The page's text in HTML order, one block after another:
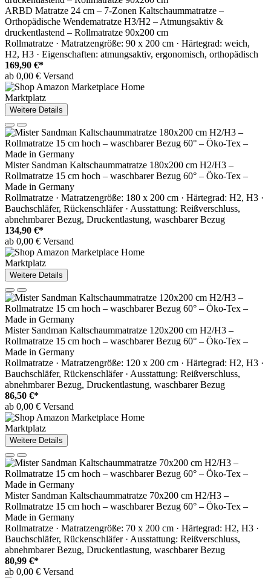
ARBD Matratze 24 cm – 7-Zonen Kaltschaummatratze –
Orthopädische Wendematratze H3/H2 – Atmungsaktiv &
druckentlastend – Rollmatratze 90x200 cm
Rollmatratze · Matratzengröße: 90 x 200 cm · Härtegrad: weich,
H2, H3 · Eigenschaften: atmungsaktiv, ergonomisch, orthopädisch
169,90 €*
ab 0,00 € Versand
Marktplatz
Weitere Details
Mister Sandman Kaltschaummatratze 180x200 cm H2/H3 –
Rollmatratze 15 cm hoch – waschbarer Bezug 60° – Öko-Tex –
Made in Germany
Rollmatratze · Matratzengröße: 180 x 200 cm · Härtegrad: H2, H3 ·
Bauchschläfer, Rückenschläfer · Ausstattung: Reißverschluss,
abnehmbarer Bezug, Druckentlastung, waschbarer Bezug
134,90 €*
ab 0,00 € Versand
Marktplatz
Weitere Details
Mister Sandman Kaltschaummatratze 120x200 cm H2/H3 –
Rollmatratze 15 cm hoch – waschbarer Bezug 60° – Öko-Tex –
Made in Germany
Rollmatratze · Matratzengröße: 120 x 200 cm · Härtegrad: H2, H3 ·
Bauchschläfer, Rückenschläfer · Ausstattung: Reißverschluss,
abnehmbarer Bezug, Druckentlastung, waschbarer Bezug
86,50 €*
ab 0,00 € Versand
Marktplatz
Weitere Details
Mister Sandman Kaltschaummatratze 70x200 cm H2/H3 –
Rollmatratze 15 cm hoch – waschbarer Bezug 60° – Öko-Tex –
Made in Germany
Rollmatratze · Matratzengröße: 70 x 200 cm · Härtegrad: H2, H3 ·
Bauchschläfer, Rückenschläfer · Ausstattung: Reißverschluss,
abnehmbarer Bezug, Druckentlastung, waschbarer Bezug
80,99 €*
ab 0,00 € Versand